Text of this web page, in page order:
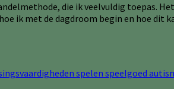
die ik veelvuldig toepas.
ik met de dagdroom begin en hoe